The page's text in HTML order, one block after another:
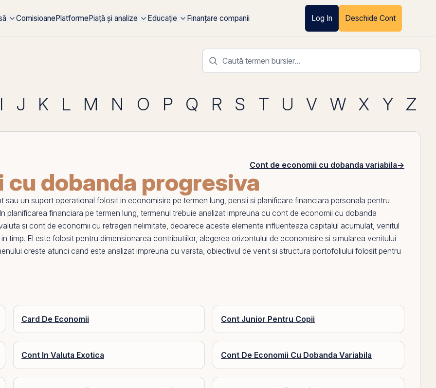
ComisioanePlatformePiață și analize Educație Finanțare companii Log In Deschide Cont
I J K L M N O P Q R S T U V W X Y Z
Cont de economii cu dobanda variabila→
cu dobanda progresiva
sau un suport operational folosit in economisire pe termen lung, pensii si planificare financiara personala pentru
planificarea financiara pe termen lung, termenul trebuie analizat impreuna cu cont de economii cu dobanda
si cont de economii cu retrageri nelimitate, deoarece aceste elemente influenteaza capitalul acumulat, venitul
timp. El este folosit pentru dimensionarea contributiilor, alegerea orizontului de economisire si simularea venitului
creste atunci cand este analizat impreuna cu varsta, obiectivul de venit si structura portofoliului folosit pentru
Card De Economii Cont Junior Pentru Copii
Cont In Valuta Exotica Cont De Economii Cu Dobanda Variabila